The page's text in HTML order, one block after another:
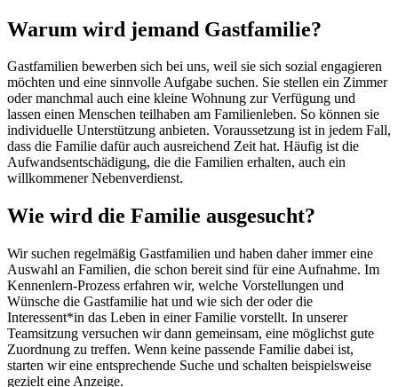
Warum wird jemand Gastfamilie?
Gastfamilien bewerben sich bei uns, weil sie sich sozial engagieren
möchten und eine sinnvolle Aufgabe suchen. Sie stellen ein Zimmer
oder manchmal auch eine kleine Wohnung zur Verfügung und
lassen einen Menschen teilhaben am Familienleben. So können sie
individuelle Unterstützung anbieten. Voraussetzung ist in jedem Fall,
dass die Familie dafür auch ausreichend Zeit hat. Häufig ist die
Aufwandsentschädigung, die die Familien erhalten, auch ein
willkommener Nebenverdienst.
Wie wird die Familie ausgesucht?
Wir suchen regelmäßig Gastfamilien und haben daher immer eine
Auswahl an Familien, die schon bereit sind für eine Aufnahme. Im
Kennenlern-Prozess erfahren wir, welche Vorstellungen und
Wünsche die Gastfamilie hat und wie sich der oder die
Interessent*in das Leben in einer Familie vorstellt. In unserer
Teamsitzung versuchen wir dann gemeinsam, eine möglichst gute
Zuordnung zu treffen. Wenn keine passende Familie dabei ist,
starten wir eine entsprechende Suche und schalten beispielsweise
gezielt eine Anzeige.